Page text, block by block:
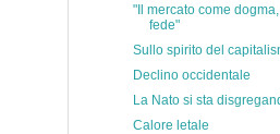
"Il mercato come
fede"
Sullo spirito del
Declino occidentale
La Nato si sta
Calore letale